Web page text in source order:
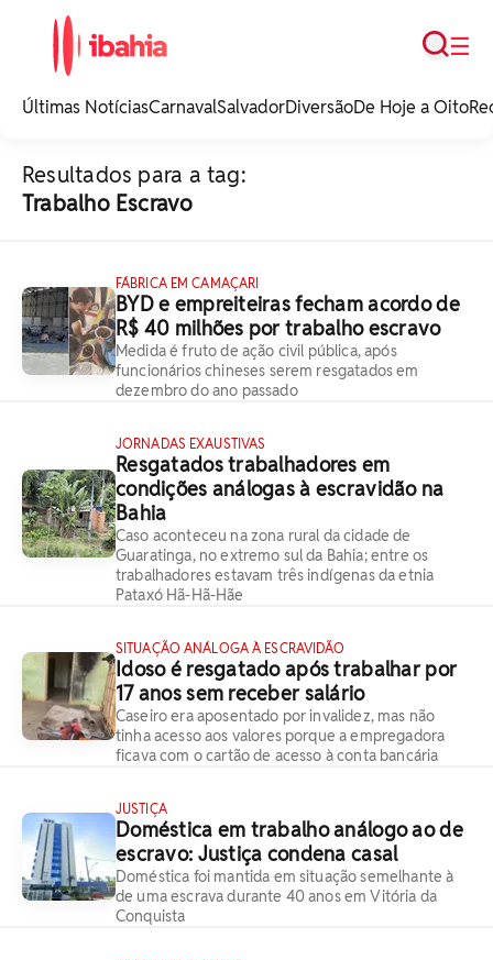
noticias e
☰
Busca
Últimas NotíciasCarnavalSalvadorDiversãoDe Hoje a Oito
Resultados para a tag:
Trabalho Escravo
FÁBRICA EM CAMAÇARI
BYD e empreiteiras fecham acordo de
R$ 40 milhões por trabalho escravo
Medida é fruto de ação civil pública, após
funcionários chineses serem resgatados em
dezembro do ano passado
JORNADAS EXAUSTIVAS
Resgatados trabalhadores em
condições análogas à escravidão na
Bahia
Caso aconteceu na zona rural da cidade de
Guaratinga, no extremo sul da Bahia; entre os
trabalhadores estavam três indígenas da etnia
Pataxó Hã-Hã-Hãe
SITUAÇÃO ANÁLOGA À ESCRAVIDÃO
Idoso é resgatado após trabalhar por
17 anos sem receber salário
Caseiro era aposentado por invalidez, mas não
tinha acesso aos valores porque a empregadora
ficava com o cartão de acesso à conta bancária
JUSTIÇA
Doméstica em trabalho análogo ao de
escravo: Justiça condena casal
Doméstica foi mantida em situação semelhante à
de uma escrava durante 40 anos em Vitória da
Conquista